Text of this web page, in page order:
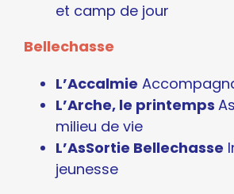
et camp de jour
Bellechasse
L’Accalmie
L’Arche, le printemps
milieu de vie
L’AsSortie Bellechasse
jeunesse